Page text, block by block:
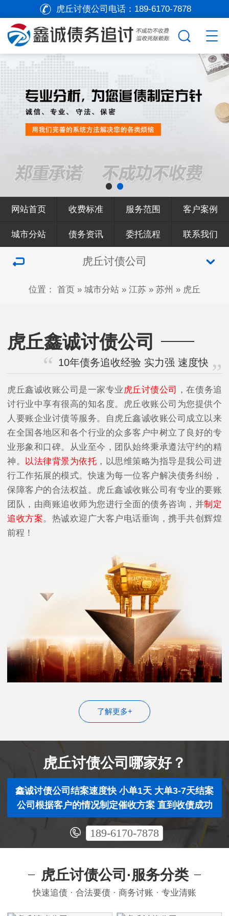
虎丘讨债公司电话： 189-6170-7878
网站首页 收费标准 服务范围 客户案例
城市分站 债务资讯 委托流程 联系我们
虎丘讨债公司
位置： 首页 » 城市分站 » 江苏 » 苏州 » 虎丘
虎丘鑫诚讨债公司
10年债务追收经验 实力强 速度快
虎丘鑫诚收账公司是一家专业 虎丘讨债公司
，在债务追
讨行业中享有很高的知名度。虎丘收账公司为您提供个
人要账企业讨债等服务。自虎丘鑫诚收账公司成立以来
在全国各地区和各个行业的众多客户中树立了良好的专
业形象和口碑。从业至今，团队始终秉承遵法守约的精
神。
以法律背景为依托 ，以思维策略为指导是我公司进
行工作拓展的模式。快速为每一位客户解决债务纠纷，
保障客户的合法权益。虎丘鑫诚收账公司有专业的要账
团队，由商账追收师为您进行全面的债务咨询，并制定
追收方案。热诚欢迎广大客户电话垂询，携手共创辉煌
前程！
了解更多+
虎丘讨债公司哪家好？
鑫诚讨债公司结案速度快 小单1天 大单3-7天结案
公司根据客户的情况制定催收方案 直到收债成功
189-6170-7878
虎丘讨债公司·服务分类
快速追债 · 合法要债 · 商务讨账 · 专业清账